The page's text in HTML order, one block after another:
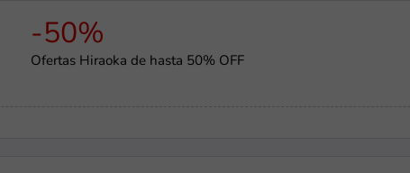
-50%
Ofertas Hiraoka de hasta 50% OFF